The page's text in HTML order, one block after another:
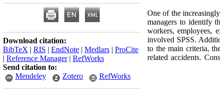
One of the
managers to identify
workers, employees,
involved SPSS.
to the main criteria,
related accidents.
Download citation:
BibTeX | RIS | EndNote | Medlars | ProCite
| Reference Manager| RefWorks
Send citation to:
Mendeley
Zotero RefWorks